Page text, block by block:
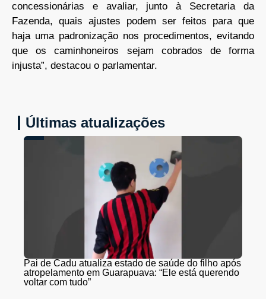
concessionárias e avaliar, junto à Secretaria da
Fazenda, quais ajustes podem ser feitos para que
haja uma padronização nos procedimentos, evitando
que os caminhoneiros sejam cobrados de forma
injusta”, destacou o parlamentar.
Últimas atualizações
Pai de Cadu atualiza estado de saúde do filho após
atropelamento em Guarapuava: “Ele está querendo
voltar com tudo”